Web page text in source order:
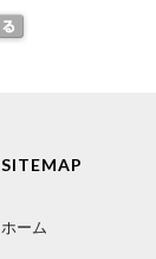
SITEMAP
ホーム